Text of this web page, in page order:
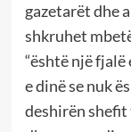
gazetarët dhe
shkruhet
“është një fjalë
e dinë se nuk
deshirën